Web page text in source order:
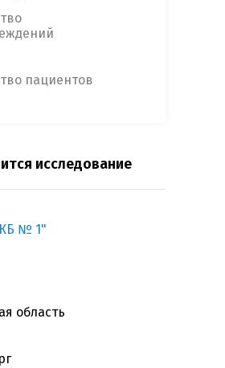
пациентов
исследование
№ 1"
область